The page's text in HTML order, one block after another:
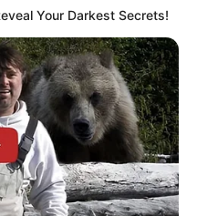
Your Darkest Secrets!